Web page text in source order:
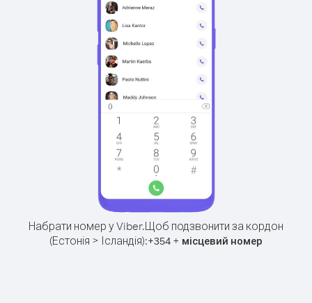
Набрати номер у Viber.Щоб подзвонити за кордон
(Естонія > Ісландія):+354 + місцевий номер